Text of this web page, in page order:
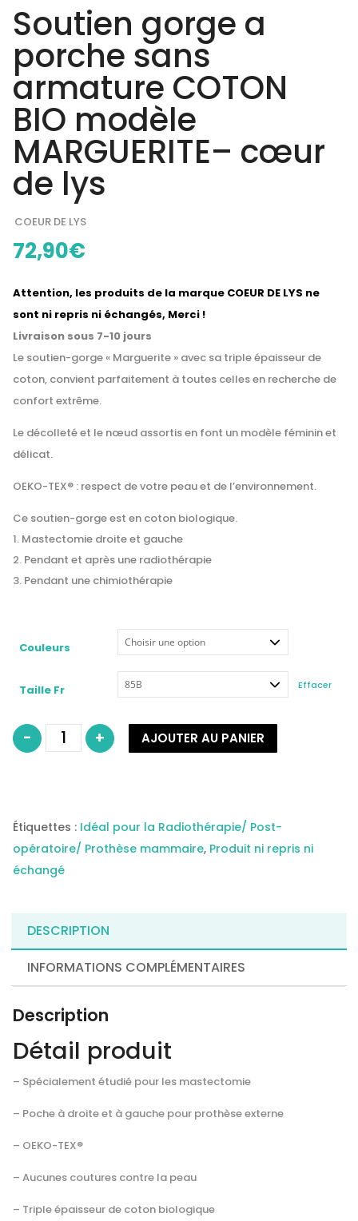
Soutien gorge a
porche sans
armature COTON
BIO modèle
MARGUERITE– cœur
de lys
COEUR DE LYS
72,90€
Attention, les produits de la marque COEUR DE LYS ne
sont ni repris ni échangés, Merci !
Livraison sous 7-10 jours
Le soutien-gorge « Marguerite » avec sa triple épaisseur de
coton, convient parfaitement à toutes celles en recherche de
confort extrême.
Le décolleté et le nœud assortis en font un modèle féminin et
délicat.
OEKO-TEX® : respect de votre peau et de l’environnement.
Ce soutien-gorge est en coton biologique.
Mastectomie droite et gauche
Pendant et après une radiothérapie
Pendant une chimiothérapie
Couleurs
Taille Fr Effacer
- quantité
Soutien
BIO
modèle
MARGUERITE-
-
cœur
de
+ AJOUTER AU PANIER
Étiquettes : Idéal pour la Radiothérapie/ Post-
opératoire/ Prothèse mammaire, Produit ni repris ni
échangé
DESCRIPTION
INFORMATIONS COMPLÉMENTAIRES
Description
Détail produit
– Spécialement étudié pour les mastectomie
– Poche à droite et à gauche pour prothèse externe
– OEKO-TEX®
– Aucunes coutures contre la peau
– Triple épaisseur de coton biologique